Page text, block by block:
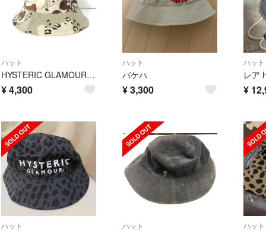
ハット
HYSTERIC GLAMOUR(ヒステリックグラマー) ハット M美品 - 02222QH03 カーキ×ダークブラウン×マルチ コットン
¥4,300
ハット
バケハ
¥3,300
ハット
¥
ハット ハット ハット